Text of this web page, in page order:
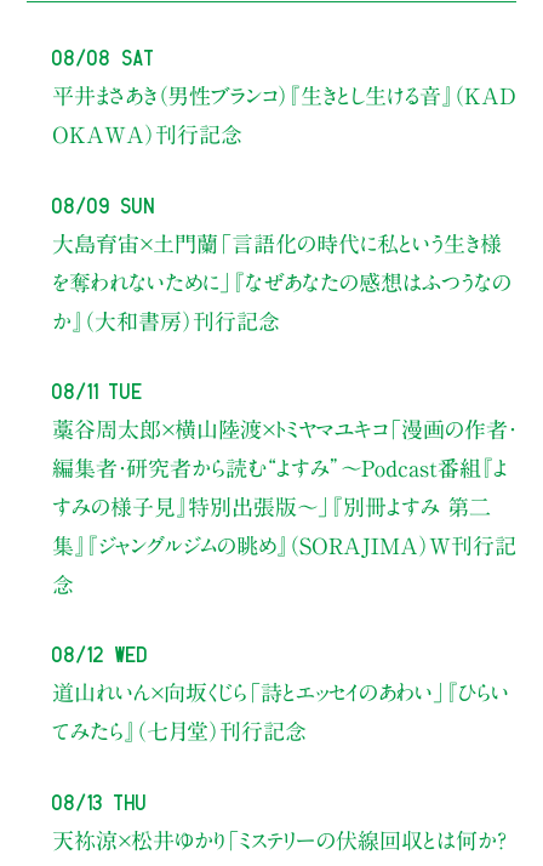
08/08 Sat
平井まさあき（男性ブランコ） 『生きとし生ける音』（KAD
OKAWA）刊行記念
08/09 Sun
大島育宙×土門蘭 「言語化の時代に私という生き様
を奪われないために」
『なぜあなたの感想はふつうなの
か』（大和書房）刊行記念
08/11 Tue
藁谷周太郎×横山陸渡×トミヤマユキコ「漫画の作者・
編集者・研究者から読む“よすみ” 〜Podcast番組『よ
すみの様子見』特別出張版〜」
『別冊よすみ 第二
集』『ジャングルジムの眺め』（SORAJIMA）W刊行記
念
08/12 Wed
道山れいん×向坂くじら 「詩とエッセイのあわい」
『ひらい
てみたら』（七月堂）刊行記念
08/13 Thu
天祢涼×松井ゆかり 「ミステリーの伏線回収とは何か？